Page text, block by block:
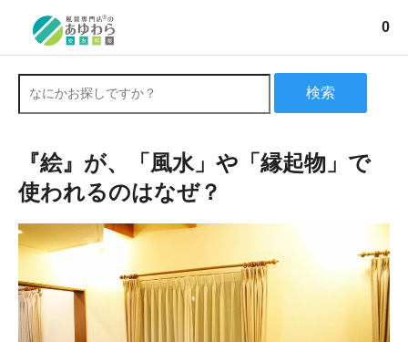
0
検索
『絵』が、「風水」や「縁起物」で
使われるのはなぜ？